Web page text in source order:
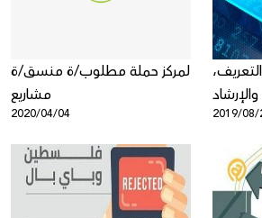
لمركز حملة مطلوب/ة منسق/ة
مشاريع
2020/04/04 2019/08/